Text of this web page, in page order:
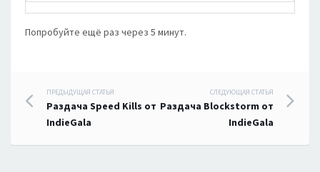
Попробуйте ещё раз через 5 минут.
Навигация
по
записям
ПРЕДЫДУЩАЯ СТАТЬЯ
Раздача Speed Kills от
IndieGala
СЛЕДУЮЩАЯ СТАТЬЯ
Раздача Blockstorm от
IndieGala